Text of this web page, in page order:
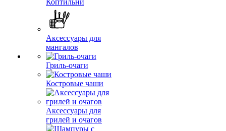
Коптильни
Аксессуары для
мангалов
Гриль-очаги
Костровые чаши
Аксессуары для
грилей и очагов